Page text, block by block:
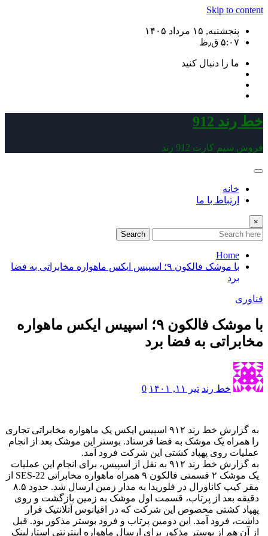
Skip to content
پنجشنبه, ۱۵ مرداد ۱۴۰۵
۵:۰۷ ق٫ظ
ما را دنبال کنید
خط رند 912
فروش سیم کارت 912 رند
خانه
ارتباط با ما
×
Search
Home
با موشک فالکون ۹؛ اسپیس ایکس ماهواره مخابراتی به فضا
برد
فناوری
با موشک فالکون ۹؛ اسپیس ایکس ماهواره
مخابراتی به فضا برد
خط رند تیر ۱۱, ۱۴۰۱ 0
به گزارش خط رند ۹۱۲ اسپیس ایکس یک ماهواره مخابراتی تجاری
را همراه یک موشک به فضا فرستاد. بوستر این موشک بعد از انجام
عملیات روی پهپاد کشتی این شرکت فرود آمد.
به گزارش خط رند ۹۱۲ به نقل از اسپیس، برای انجام این عملیات
یک موشک ۲ قسمتی فالکون ۹ همراه ماهواره مخابراتی SES-22 از
مقر کیپ کاناورال در فلوریدا به مدار زمین ارسال شد. حدود ۸.۵
دقیقه بعد از پرتاب، قسمت اول موشک به زمین بازگشت و روی
پهپاد کشتی مخصوص این شرکت که در اقیانوس آتلانتیک قرار
داشت، فرود آمد. این دومین پرتاب و فرود بوستر مذکور بود. قبل
از آن هم از بوستر مذکور برای ارسال ماهواره اینترنتی استارلینک